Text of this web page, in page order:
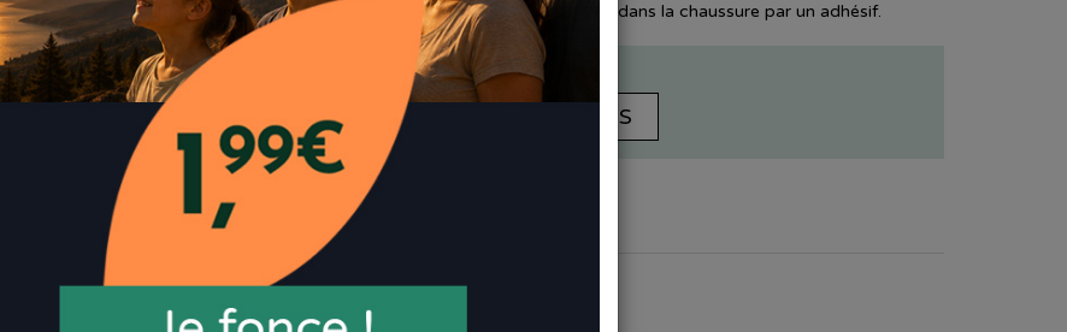
Invisibles, ils sont maintenus efficacement dans la chaussure par un adhésif.
Choix disponibles
Normal taille S